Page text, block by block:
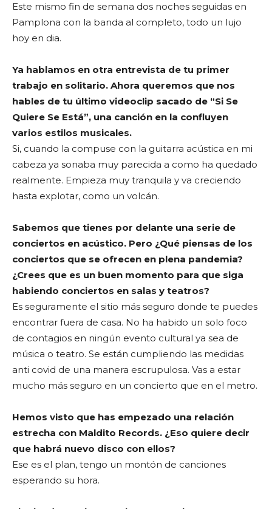
Este mismo fin de semana dos noches seguidas en
Pamplona con la banda al completo, todo un lujo
hoy en dia.
Ya hablamos en otra entrevista de tu primer
trabajo en solitario. Ahora queremos que nos
hables de tu último videoclip sacado de “Si Se
Quiere Se Está”, una canción en la confluyen
varios estilos musicales.
Si, cuando la compuse con la guitarra acústica en mi
cabeza ya sonaba muy parecida a como ha quedado
realmente. Empieza muy tranquila y va creciendo
hasta explotar, como un volcán.
Sabemos que tienes por delante una serie de
conciertos en acústico. Pero ¿Qué piensas de los
conciertos que se ofrecen en plena pandemia?
¿Crees que es un buen momento para que siga
habiendo conciertos en salas y teatros?
Es seguramente el sitio más seguro donde te puedes
encontrar fuera de casa. No ha habido un solo foco
de contagios en ningún evento cultural ya sea de
música o teatro. Se están cumpliendo las medidas
anti covid de una manera escrupulosa. Vas a estar
mucho más seguro en un concierto que en el metro.
Hemos visto que has empezado una relación
estrecha con Maldito Records. ¿Eso quiere decir
que habrá nuevo disco con ellos?
Ese es el plan, tengo un montón de canciones
esperando su hora.